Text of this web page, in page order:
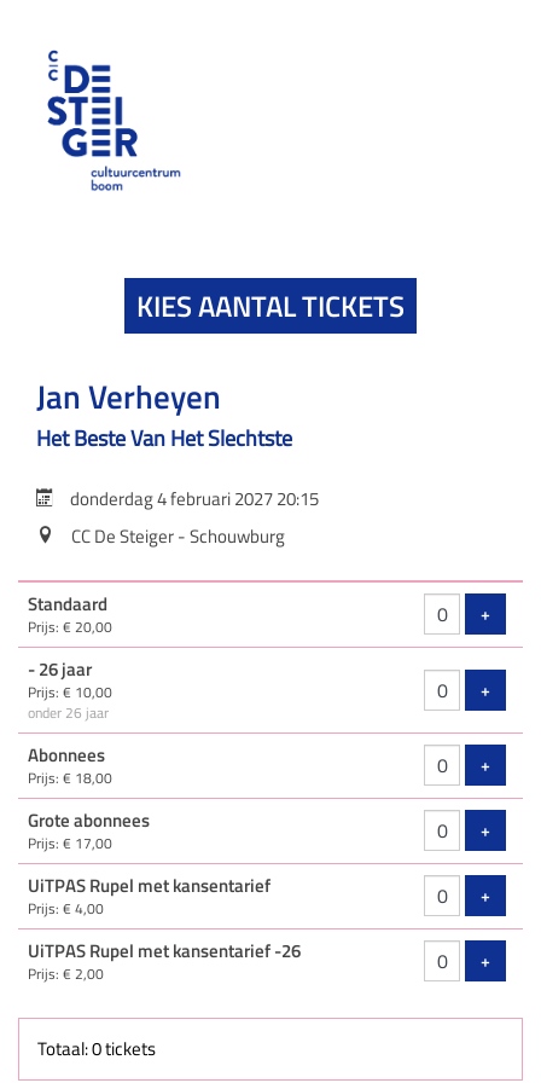
KIES AANTAL TICKETS
Jan Verheyen
Het Beste Van Het Slechtste
donderdag 4 februari 2027 20:15
CC De Steiger - Schouwburg
Aantal
Standaard
Prijs: € 20,00
+Voeg
- 26 jaar
Prijs: € 10,00
onder 26 jaar
+Voeg
Abonnees
Prijs: € 18,00
+Voeg
Grote abonnees
Prijs: € 17,00
+Voeg
UiTPAS Rupel met kansentarief
Prijs: € 4,00
+Voeg
UiTPAS Rupel met kansentarief -26
Prijs: € 2,00
+Voeg
Totaal: 0 tickets